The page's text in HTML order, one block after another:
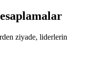
ziyade, liderlerin